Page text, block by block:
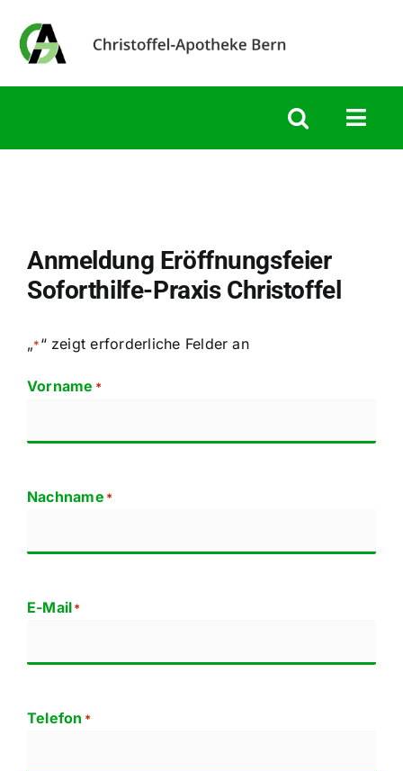
content
Anmeldung Eröffnungsfeier
Soforthilfe-Praxis Christoffel
„*“ zeigt erforderliche Felder an
Vorname *
Nachname *
E-Mail*
Telefon *